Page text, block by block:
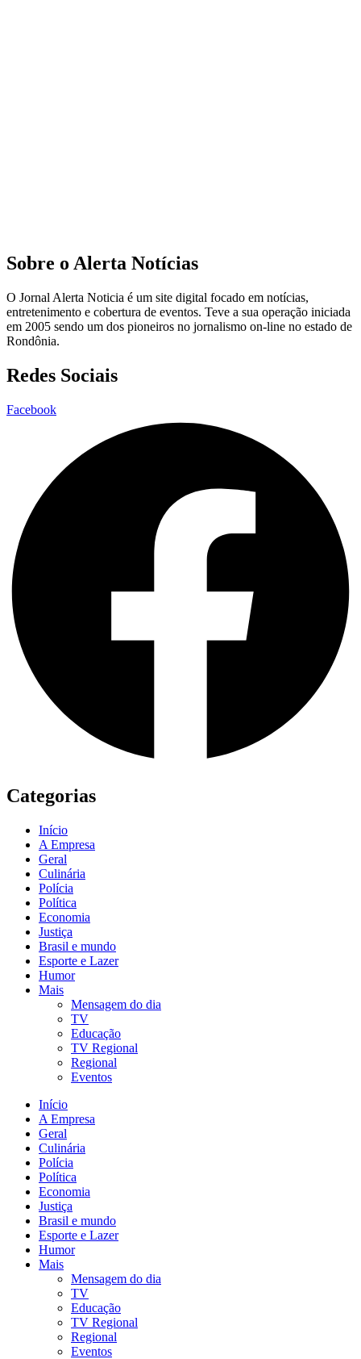
Sobre o Alerta Notícias
O Jornal Alerta Noticia é um site digital focado em notícias,
entretenimento e cobertura de eventos. Teve a sua operação iniciada
em 2005 sendo um dos pioneiros no jornalismo on-line no estado de
Rondônia.
Redes Sociais
Facebook
Categorias
Início
A Empresa
Geral
Culinária
Polícia
Política
Economia
Justiça
Brasil e mundo
Esporte e Lazer
Humor
Mais
Mensagem do dia
TV
Educação
TV Regional
Regional
Eventos
Início
A Empresa
Geral
Culinária
Polícia
Política
Economia
Justiça
Brasil e mundo
Esporte e Lazer
Humor
Mais
Mensagem do dia
TV
Educação
TV Regional
Regional
Eventos